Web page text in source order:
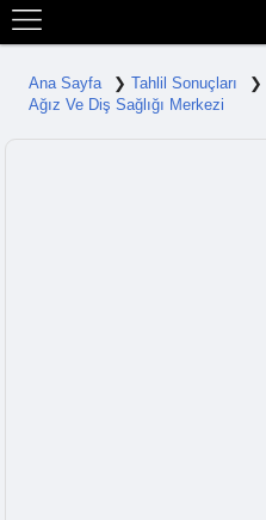
Ana Sayfa Tahlil Sonuçları
Ağız Ve Diş Sağlığı Merkezi